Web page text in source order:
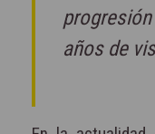
años de